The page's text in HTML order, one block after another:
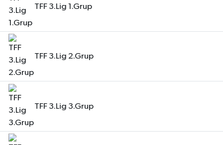
TFF 3.Lig 1.Grup
TFF 3.Lig 2.Grup
TFF 3.Lig 3.Grup